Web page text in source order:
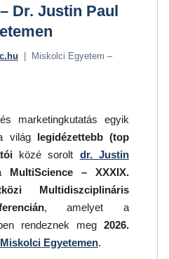
Dr. Justin Paul
| Miskolci Egyetem –
marketingkutatás egyik
világ legidézettebb (top
közé sorolt dr. Justin
MultiScience – XXXIX.
Multidiszciplináris
, amelyet a
rendeznek meg 2026.
Miskolci Egyetemen.